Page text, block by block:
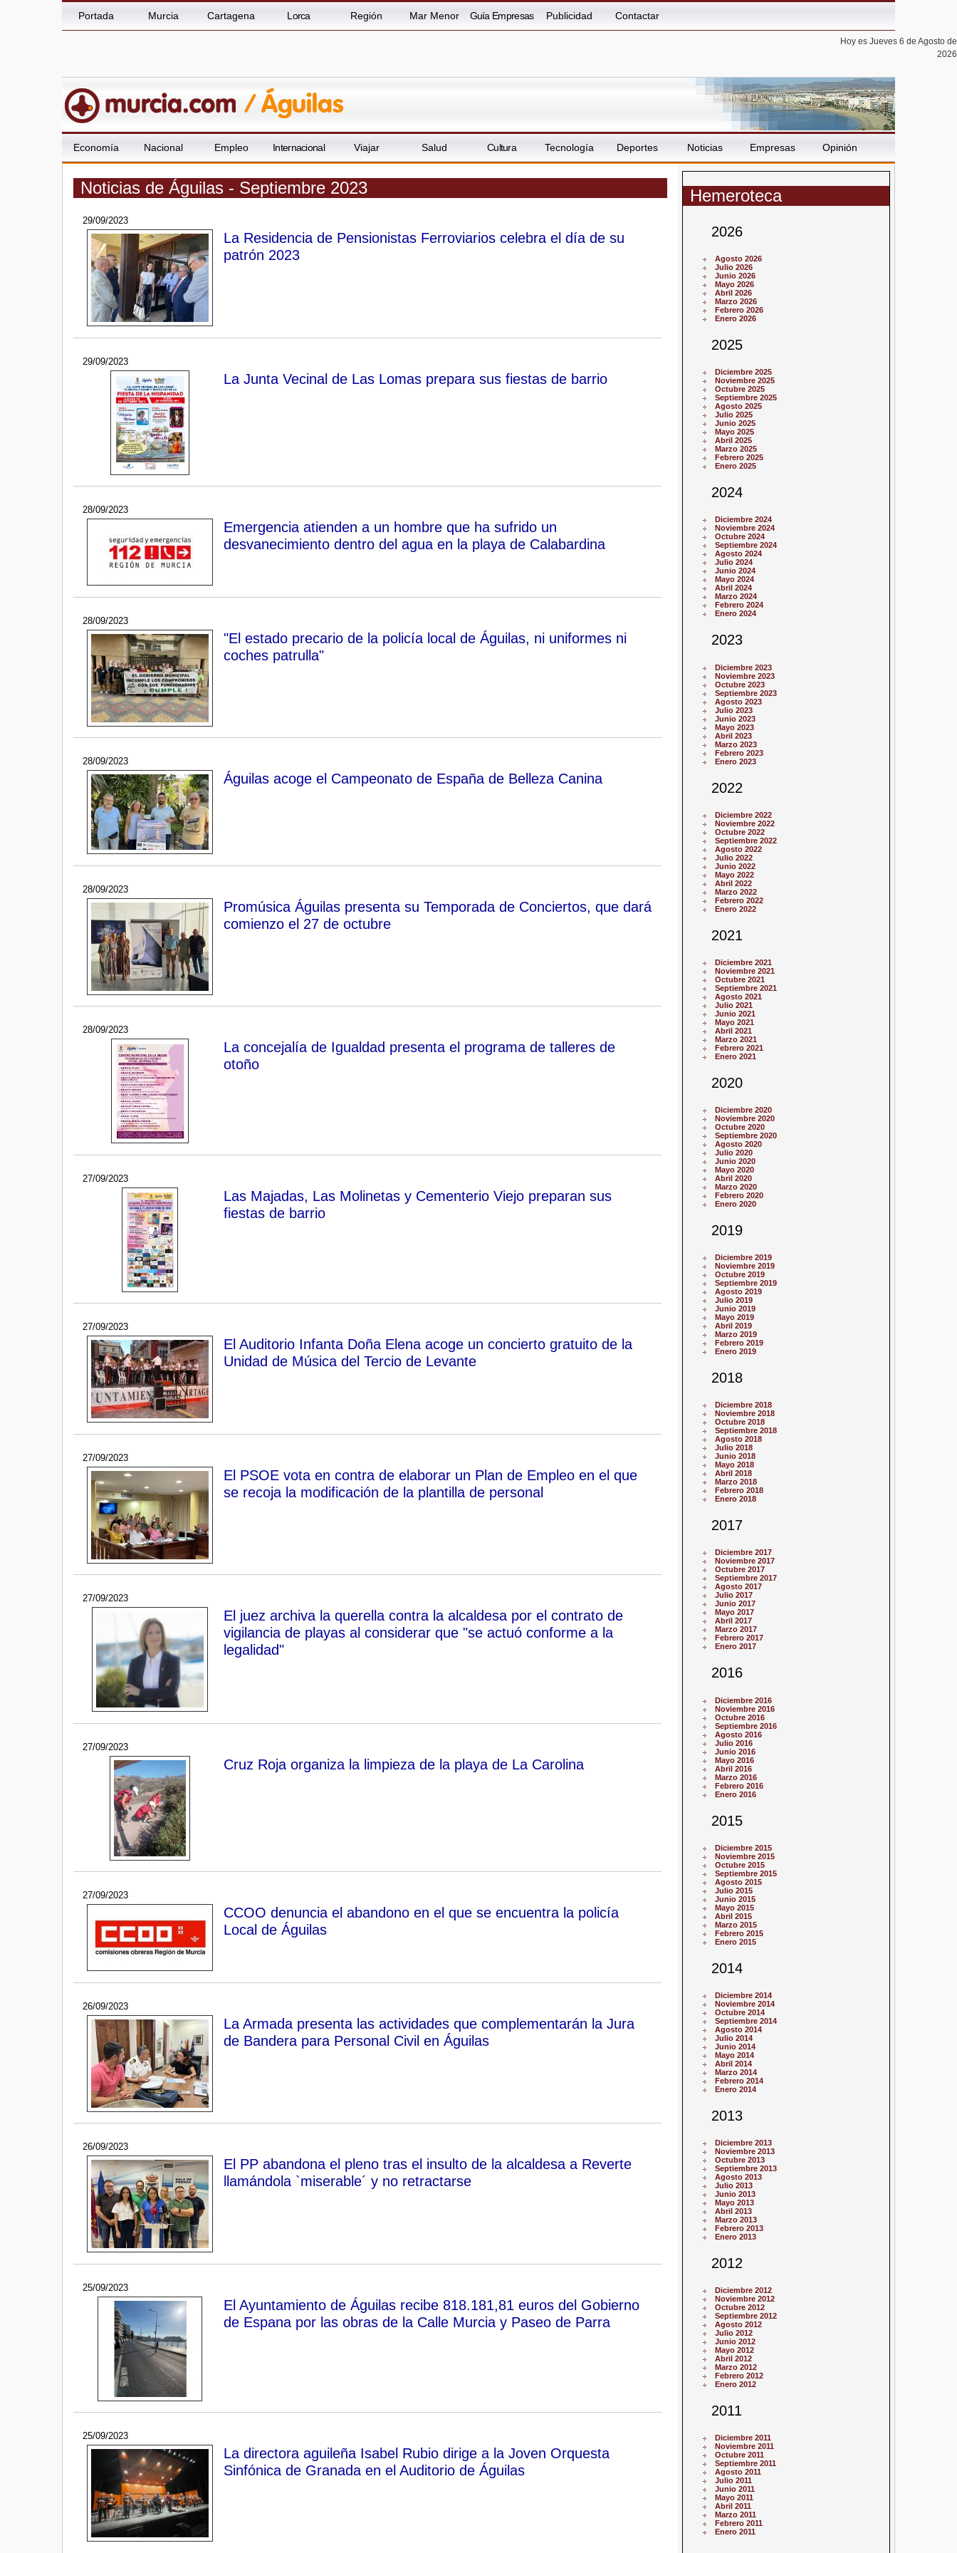
Portada Murcia Cartagena Lorca Región Mar Menor Guía Empresas Publicidad Contactar
Hoy es Jueves 6 de Agosto de
2026
Economía Nacional Empleo Internacional Viajar Salud Cultura Tecnología Deportes Noticias Empresas Opinión
Noticias de Águilas - Septiembre 2023
29/09/2023
La Residencia de Pensionistas Ferroviarios celebra el día de su
patrón 2023
29/09/2023
La Junta Vecinal de Las Lomas prepara sus fiestas de barrio
28/09/2023
Emergencia atienden a un hombre que ha sufrido un
desvanecimiento dentro del agua en la playa de Calabardina
28/09/2023
"El estado precario de la policía local de Águilas, ni uniformes ni
coches patrulla"
28/09/2023
Águilas acoge el Campeonato de España de Belleza Canina
28/09/2023
Promúsica Águilas presenta su Temporada de Conciertos, que dará
comienzo el 27 de octubre
28/09/2023
La concejalía de Igualdad presenta el programa de talleres de
otoño
27/09/2023
Las Majadas, Las Molinetas y Cementerio Viejo preparan sus
fiestas de barrio
27/09/2023
El Auditorio Infanta Doña Elena acoge un concierto gratuito de la
Unidad de Música del Tercio de Levante
27/09/2023
El PSOE vota en contra de elaborar un Plan de Empleo en el que
se recoja la modificación de la plantilla de personal
27/09/2023
El juez archiva la querella contra la alcaldesa por el contrato de
vigilancia de playas al considerar que "se actuó conforme a la
legalidad"
27/09/2023
Cruz Roja organiza la limpieza de la playa de La Carolina
27/09/2023
CCOO denuncia el abandono en el que se encuentra la policía
Local de Águilas
26/09/2023
La Armada presenta las actividades que complementarán la Jura
de Bandera para Personal Civil en Águilas
26/09/2023
El PP abandona el pleno tras el insulto de la alcaldesa a Reverte
llamándola `miserable´ y no retractarse
25/09/2023
El Ayuntamiento de Águilas recibe 818.181,81 euros del Gobierno
de Espana por las obras de la Calle Murcia y Paseo de Parra
25/09/2023
La directora aguileña Isabel Rubio dirige a la Joven Orquesta
Sinfónica de Granada en el Auditorio de Águilas
Hemeroteca
2026
Agosto 2026
Julio 2026
Junio 2026
Mayo 2026
Abril 2026
Marzo 2026
Febrero 2026
Enero 2026
2025
Diciembre 2025
Noviembre 2025
Octubre 2025
Septiembre 2025
Agosto 2025
Julio 2025
Junio 2025
Mayo 2025
Abril 2025
Marzo 2025
Febrero 2025
Enero 2025
2024
Diciembre 2024
Noviembre 2024
Octubre 2024
Septiembre 2024
Agosto 2024
Julio 2024
Junio 2024
Mayo 2024
Abril 2024
Marzo 2024
Febrero 2024
Enero 2024
2023
Diciembre 2023
Noviembre 2023
Octubre 2023
Septiembre 2023
Agosto 2023
Julio 2023
Junio 2023
Mayo 2023
Abril 2023
Marzo 2023
Febrero 2023
Enero 2023
2022
Diciembre 2022
Noviembre 2022
Octubre 2022
Septiembre 2022
Agosto 2022
Julio 2022
Junio 2022
Mayo 2022
Abril 2022
Marzo 2022
Febrero 2022
Enero 2022
2021
Diciembre 2021
Noviembre 2021
Octubre 2021
Septiembre 2021
Agosto 2021
Julio 2021
Junio 2021
Mayo 2021
Abril 2021
Marzo 2021
Febrero 2021
Enero 2021
2020
Diciembre 2020
Noviembre 2020
Octubre 2020
Septiembre 2020
Agosto 2020
Julio 2020
Junio 2020
Mayo 2020
Abril 2020
Marzo 2020
Febrero 2020
Enero 2020
2019
Diciembre 2019
Noviembre 2019
Octubre 2019
Septiembre 2019
Agosto 2019
Julio 2019
Junio 2019
Mayo 2019
Abril 2019
Marzo 2019
Febrero 2019
Enero 2019
2018
Diciembre 2018
Noviembre 2018
Octubre 2018
Septiembre 2018
Agosto 2018
Julio 2018
Junio 2018
Mayo 2018
Abril 2018
Marzo 2018
Febrero 2018
Enero 2018
2017
Diciembre 2017
Noviembre 2017
Octubre 2017
Septiembre 2017
Agosto 2017
Julio 2017
Junio 2017
Mayo 2017
Abril 2017
Marzo 2017
Febrero 2017
Enero 2017
2016
Diciembre 2016
Noviembre 2016
Octubre 2016
Septiembre 2016
Agosto 2016
Julio 2016
Junio 2016
Mayo 2016
Abril 2016
Marzo 2016
Febrero 2016
Enero 2016
2015
Diciembre 2015
Noviembre 2015
Octubre 2015
Septiembre 2015
Agosto 2015
Julio 2015
Junio 2015
Mayo 2015
Abril 2015
Marzo 2015
Febrero 2015
Enero 2015
2014
Diciembre 2014
Noviembre 2014
Octubre 2014
Septiembre 2014
Agosto 2014
Julio 2014
Junio 2014
Mayo 2014
Abril 2014
Marzo 2014
Febrero 2014
Enero 2014
2013
Diciembre 2013
Noviembre 2013
Octubre 2013
Septiembre 2013
Agosto 2013
Julio 2013
Junio 2013
Mayo 2013
Abril 2013
Marzo 2013
Febrero 2013
Enero 2013
2012
Diciembre 2012
Noviembre 2012
Octubre 2012
Septiembre 2012
Agosto 2012
Julio 2012
Junio 2012
Mayo 2012
Abril 2012
Marzo 2012
Febrero 2012
Enero 2012
2011
Diciembre 2011
Noviembre 2011
Octubre 2011
Septiembre 2011
Agosto 2011
Julio 2011
Junio 2011
Mayo 2011
Abril 2011
Marzo 2011
Febrero 2011
Enero 2011